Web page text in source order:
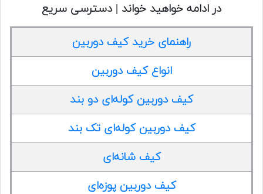
در ادامه خواهید خواند | دسترسی سریع
راهنمای خرید کیف دوربین
انواع کیف دوربین
کیف دوربین کوله‌ای دو بند
کیف دوربین کوله‌ای تک بند
کیف شانه‌ای
کیف دوربین پوزه‌ای